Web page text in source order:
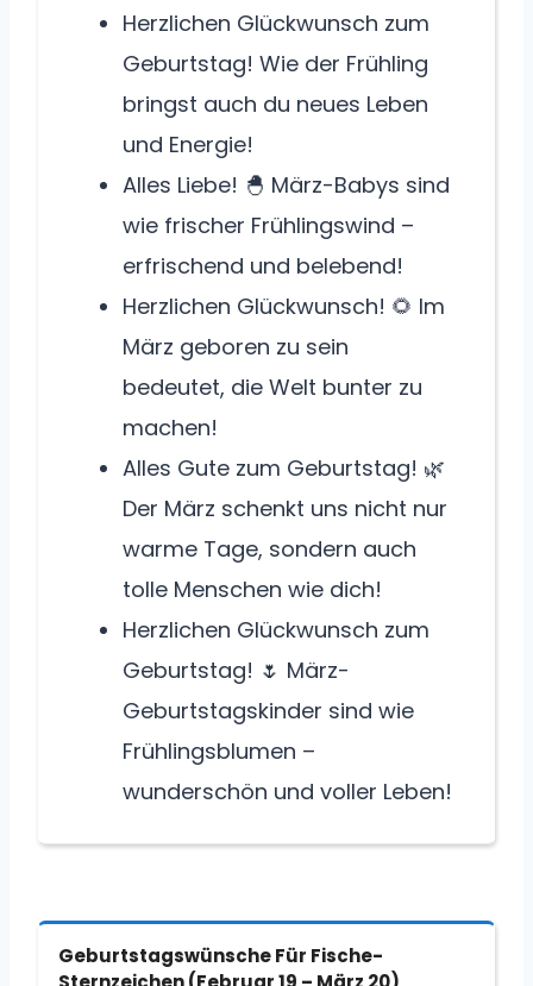
Herzlichen Glückwunsch zum
Geburtstag! Wie der Frühling
bringst auch du neues Leben
und Energie!
Alles Liebe! 🐣 März-Babys sind
wie frischer Frühlingswind –
erfrischend und belebend!
Herzlichen Glückwunsch! 🌻 Im
März geboren zu sein
bedeutet, die Welt bunter zu
machen!
Alles Gute zum Geburtstag! 🌿
Der März schenkt uns nicht nur
warme Tage, sondern auch
tolle Menschen wie dich!
Herzlichen Glückwunsch zum
Geburtstag! 🌷 März-
Geburtstagskinder sind wie
Frühlingsblumen –
wunderschön und voller Leben!
Geburtstagswünsche Für Fische-